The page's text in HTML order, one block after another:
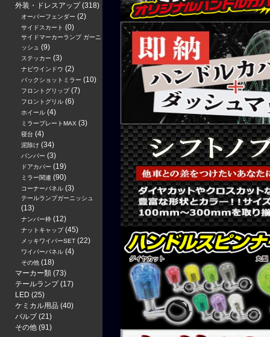
外装・ドレスアップ (318)
オーバーフェンダー (2)
サイドスカート (0)
サイドマーカーランプ ガーニ
ッシュ (9)
ステッカー (3)
ナビウインドウ (2)
バックショットミラー (10)
フロントグリップ(7)
フロントグリル (6)
ホイール (4)
ミラープレートMAX (3)
寝台 (4)
泥除け (34)
バンパー (3)
ドアカバー (19)
ミラー関連 (90)
コーナーパネル (3)
テールランプガーニッシュ
(13)
ナンバー枠 (12)
ナットキャップ(45)
メッキワイパーSET (22)
ワイパーパネル (4)
その他 (18)
マーカー類 (73)
テールランプ (17)
LED (25)
ケミカル用品 (40)
バルブ (21)
その他 (91)